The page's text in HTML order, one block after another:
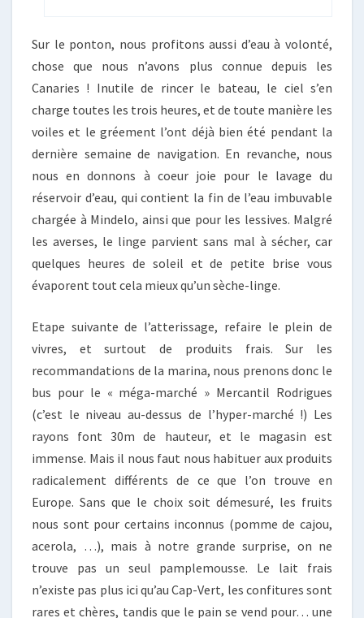
Sur le ponton, nous profitons aussi d’eau à volonté,
chose que nous n’avons plus connue depuis les
Canaries ! Inutile de rincer le bateau, le ciel s’en
charge toutes les trois heures, et de toute manière les
voiles et le gréement l’ont déjà bien été pendant la
dernière semaine de navigation. En revanche, nous
nous en donnons à coeur joie pour le lavage du
réservoir d’eau, qui contient la fin de l’eau imbuvable
chargée à Mindelo, ainsi que pour les lessives. Malgré
les averses, le linge parvient sans mal à sécher, car
quelques heures de soleil et de petite brise vous
évaporent tout cela mieux qu’un sèche-linge.
Etape suivante de l’atterissage, refaire le plein de
vivres, et surtout de produits frais. Sur les
recommandations de la marina, nous prenons donc le
bus pour le « méga-marché » Mercantil Rodrigues
(c’est le niveau au-dessus de l’hyper-marché !) Les
rayons font 30m de hauteur, et le magasin est
immense. Mais il nous faut nous habituer aux produits
radicalement différents de ce que l’on trouve en
Europe. Sans que le choix soit démesuré, les fruits
nous sont pour certains inconnus (pomme de cajou,
acerola, …), mais à notre grande surprise, on ne
trouve pas un seul pamplemousse. Le lait frais
n’existe pas plus ici qu’au Cap-Vert, les confitures sont
rares et chères, tandis que le pain se vend pour… une